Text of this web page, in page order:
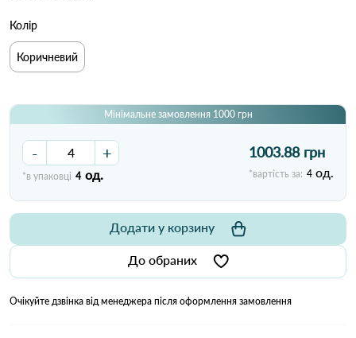
Колір
Коричневий
Мінімальне замовлення 1000 грн
- +
*в упаковці 4 од.
1003.88 грн
*вартість за: 4 од.
До обраних
Додати у корзину
Очікуйте дзвінка від менеджера після оформлення замовлення